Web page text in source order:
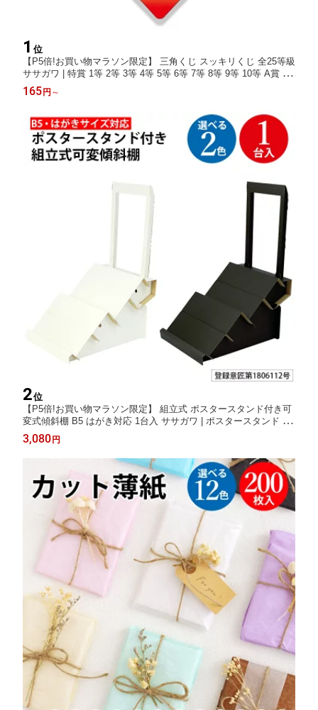
1 位
【P5倍!お買い物マラソン限定】 三角くじ スッキリくじ 全25等級
ササガワ | 特賞 1等 2等 3等 4等 5等 6等 7等 8等 9等 10等 A賞 B
賞 C賞 D賞 E賞 F賞 G賞 H賞 I賞 当り 当たり あたり ハズレ はず
れ 残念賞 参加賞 無地 イベント クジ 紙 景品 結婚式 抽選 くじ引
165円 ～
2位
【P5倍!お買い物マラソン限定】 組立式 ポスタースタンド付き可
変式傾斜棚 B5 はがき対応 1台入 ササガワ | ポスタースタンド ス
タンド 同人 コミケ 推し活 コミックマーケット 夏コミ 同人誌 同
人グッズ 即売会 本 文庫本 B5サイズ 雑誌 ボードゲーム ポストカ
3,080円